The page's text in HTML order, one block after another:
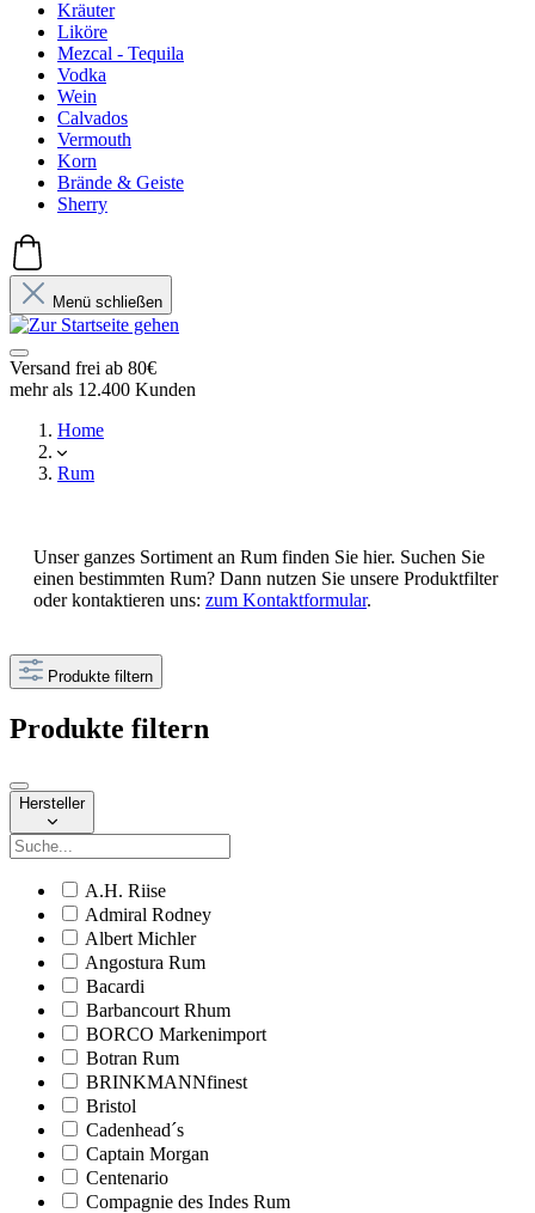
Kräuter
Liköre
Mezcal - Tequila
Vodka
Wein
Calvados
Vermouth
Korn
Brände & Geiste
Sherry
Menü schließen
Versand frei ab 80€
mehr als 12.400 Kunden
Home
Rum
Unser ganzes Sortiment an Rum finden Sie hier. Suchen Sie
einen bestimmten Rum? Dann nutzen Sie unsere Produktfilter
oder kontaktieren uns: zum Kontaktformular.
Produkte filtern
Produkte filtern
Hersteller
A.H. Riise
Admiral Rodney
Albert Michler
Angostura Rum
Bacardi
Barbancourt Rhum
BORCO Markenimport
Botran Rum
BRINKMANNfinest
Bristol
Cadenhead´s
Captain Morgan
Centenario
Compagnie des Indes Rum